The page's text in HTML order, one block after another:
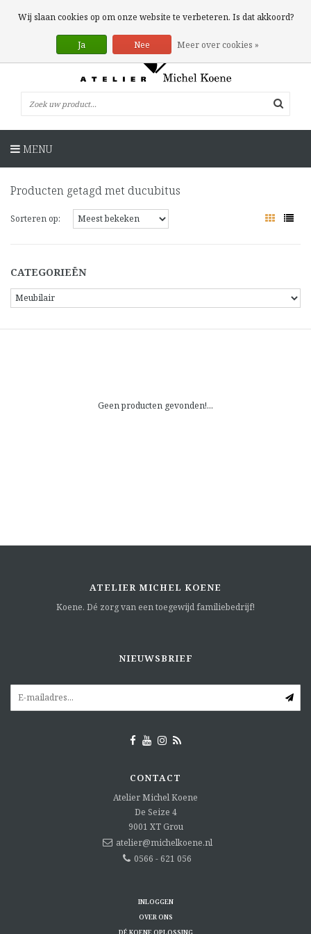
0 Artikelen
MENU
Producten getagd met ducubitus
Sorteren op:
CATEGORIEËN
Geen producten gevonden!...
ATELIER MICHEL KOENE
Koene. Dé zorg van een toegewijd familiebedrijf!
NIEUWSBRIEF
CONTACT
Atelier Michel Koene
De Seize 4
9001 XT Grou
atelier@michelkoene.nl
0566 - 621 056
INLOGGEN
OVER ONS
DÉ KOENE OPLOSSING
Wij slaan cookies op om onze website te verbeteren. Is dat akkoord?
Ja Nee Meer over cookies »